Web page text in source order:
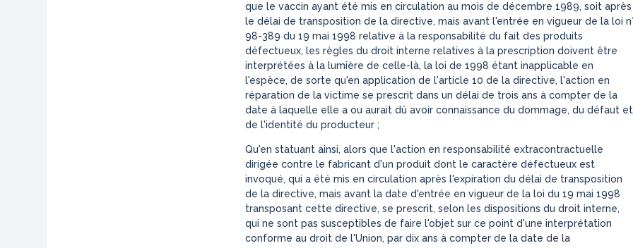
que le vaccin ayant été mis en circulation au mois de décembre 1989, soit après
le délai de transposition de la directive, mais avant l'entrée en vigueur de la loi
98-389 du 19 mai 1998 relative à la responsabilité du fait des produits
défectueux, les règles du droit interne relatives à la prescription doivent être
interprétées à la lumière de celle-là, la loi de 1998 étant inapplicable en
l'espèce, de sorte qu'en application de l'article 10 de la directive, l'action en
réparation de la victime se prescrit dans un délai de trois ans à compter de la
date à laquelle elle a ou aurait dû avoir connaissance du dommage, du défaut et
de l'identité du producteur ;
Qu'en statuant ainsi, alors que l'action en responsabilité extracontractuelle
dirigée contre le fabricant d'un produit dont le caractère défectueux est
invoqué, qui a été mis en circulation après l'expiration du délai de transposition
de la directive, mais avant la date d'entrée en vigueur de la loi du 19 mai 1998
transposant cette directive, se prescrit, selon les dispositions du droit interne,
qui ne sont pas susceptibles de faire l'objet sur ce point d'une interprétation
conforme au droit de l'Union, par dix ans à compter de la date de la